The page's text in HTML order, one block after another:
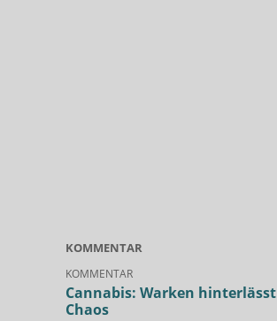
KOMMENTAR
KOMMENTAR
Cannabis: Warken hinterlässt
Chaos